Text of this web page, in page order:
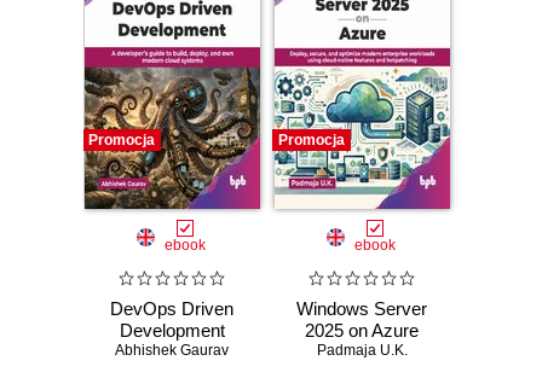
Promocja
ebook
DevOps Driven
Development
Abhishek Gaurav
Promocja
ebook
Windows Server
2025 on Azure
Padmaja U.K.